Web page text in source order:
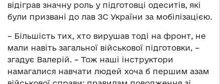
відіграв значну роль у підготовці одеситів, які
були призвані до лав ЗС України за мобілізацією.
– Більшість тих, хто вирушав тоді на фронт, не
мали навіть загальної військової підготовки, –
згадує Валерій. – Тож наші інструктори
намагалися навчати людей хоча б першим азам